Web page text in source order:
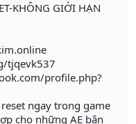
KHÔNG GIỚI HẠN
tjqevk537
profile.php?
ngay trong game
cho những AE bận